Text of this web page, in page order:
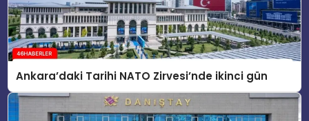
Ankara’daki Tarihi NATO Zirvesi’nde ikinci gün